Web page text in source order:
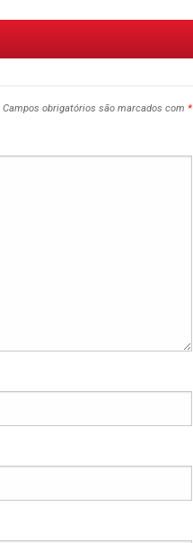
Campos obrigatórios são marcados com *